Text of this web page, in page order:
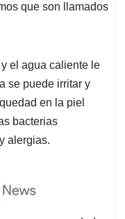
que son llamados
el agua caliente le
se puede irritar y
en la piel
bacterias
alergias.